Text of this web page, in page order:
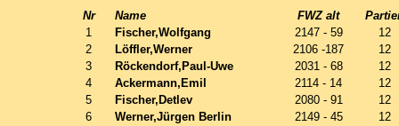
Nr Name FWZ alt
1
Fischer,Wolfgang 2147 - 59
12
2
Löffler,Werner 2106 -187
12
3
Röckendorf,Paul-Uwe 2031 - 68
12
4
Ackermann,Emil 2114 - 14
12
5
Fischer,Detlev 2080 - 91
12
6
Werner,Jürgen Berlin 2149 - 45
12